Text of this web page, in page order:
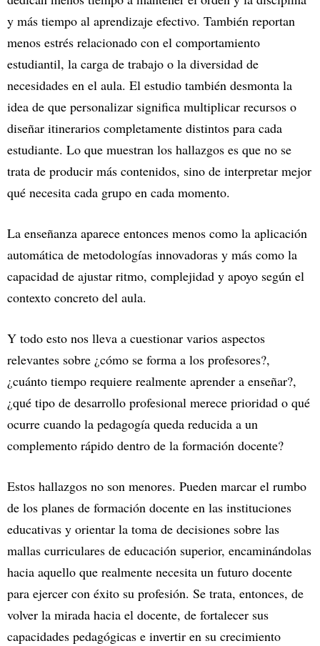
y más tiempo al aprendizaje efectivo. También reportan
menos estrés relacionado con el comportamiento
estudiantil, la carga de trabajo o la diversidad de
necesidades en el aula. El estudio también desmonta la
idea de que personalizar significa multiplicar recursos o
diseñar itinerarios completamente distintos para cada
estudiante. Lo que muestran los hallazgos es que no se
trata de producir más contenidos, sino de interpretar mejor
qué necesita cada grupo en cada momento.
La enseñanza aparece entonces menos como la aplicación
automática de metodologías innovadoras y más como la
capacidad de ajustar ritmo, complejidad y apoyo según el
contexto concreto del aula.
Y todo esto nos lleva a cuestionar varios aspectos
relevantes sobre ¿cómo se forma a los profesores?,
¿cuánto tiempo requiere realmente aprender a enseñar?,
¿qué tipo de desarrollo profesional merece prioridad o qué
ocurre cuando la pedagogía queda reducida a un
complemento rápido dentro de la formación docente?
Estos hallazgos no son menores. Pueden marcar el rumbo
de los planes de formación docente en las instituciones
educativas y orientar la toma de decisiones sobre las
mallas curriculares de educación superior, encaminándolas
hacia aquello que realmente necesita un futuro docente
para ejercer con éxito su profesión. Se trata, entonces, de
volver la mirada hacia el docente, de fortalecer sus
capacidades pedagógicas e invertir en su crecimiento